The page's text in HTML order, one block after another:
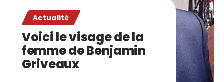
Actualité
Voici le visage de la
femme de Benjamin
Griveaux